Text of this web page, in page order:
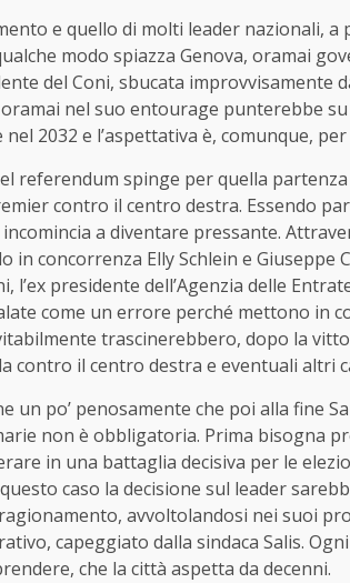
e quello di molti leader nazionali,
modo spiazza Genova, oramai
del Coni, sbucata improvvisamente
nel suo entourage punterebbe
nel 2032 e l’aspettativa è, comunque,
referendum spinge per quella
contro il centro destra. Essendo
a diventare pressante.
in concorrenza Elly Schlein e Giuseppe
l’ex presidente dell’Agenzia delle
come un errore perché mettono in
trascinerebbero, dopo la
contro il centro destra e eventuali altri
un po’ penosamente che poi alla fine
non è obbligatoria. Prima bisogna
in una battaglia decisiva per le
caso la decisione sul leader
avvoltolandosi nei suoi
capeggiato dalla sindaca Salis.
che la città aspetta da decenni.